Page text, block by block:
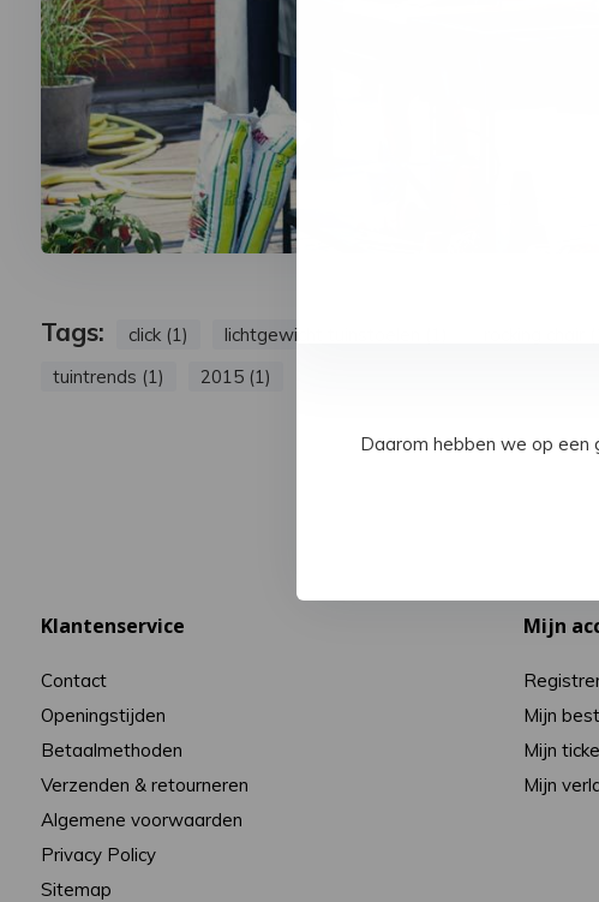
Tags: click (1) lichtgewicht tuinstoelen (1)
tuintrends (1)
2015 (1)
Klantenservice
Contact
Openingstijden
Betaalmethoden
Verzenden & retourneren
Algemene voorwaarden
Privacy Policy
Sitemap
Mijn
Mijn
Mijn
Mijn
Daarom hebben we op een